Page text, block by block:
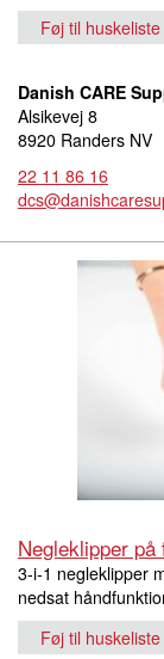
Føj til huskeliste
Danish CARE
Alsikevej 8
8920 Randers NV
22 11 86 16
Negleklipper på
3-i-1 negleklipper
nedsat
Føj til huskeliste